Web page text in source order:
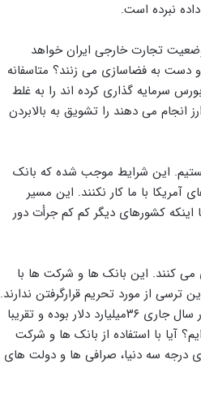
وضعیت تجارت خارجی ایران خواهد
دست به فضاسازی می زنند؟ متاسفانه
سرمایه گذاری کرده اند را به غلط
می دهند را تشویق به بالابردن
این شرایط موجب شده که بانک
با ما کار نکنند. این مسیر
اینکه کشورهای دیگر کم کم جرأت دور
کماکان با ایران همکاری می کنند. این بانک ها و شرکت ها با
ترسی از مورد تحریم قرارگرفتن ندارند.
لذا همین وضعیتی که امروز داریم استمرار پیدا خواهد کرد. میزان صادرات ما در سال جاری ۳۶میلیارد دلار بوده و تقریبا
آیا با استفاده از بانک ها و شرکت
درجه سه دنیا، صرافی ها و دولت های